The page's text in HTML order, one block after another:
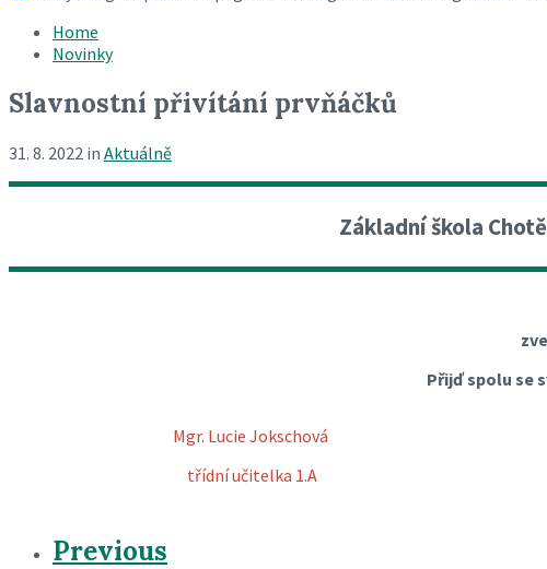
search
Home
Novinky
Slavnostní přivítání prvňáčků
31. 8. 2022 in Aktuálně
Základní škola
Přijď spolu se
Mgr. Lucie Jokschová
třídní učitelka 1.A
Previous